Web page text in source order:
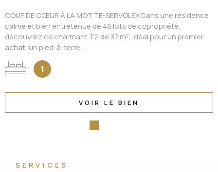
COUP DE CŒUR À LA MOTTE-SERVOLEX Dans une résidence
calme et bien entretenue de 48 lots de copropriété,
découvrez ce charmant T2 de 37 m², idéal pour un premier
achat, un pied-à-terre...
1
VOIR LE BIEN
SERVICES